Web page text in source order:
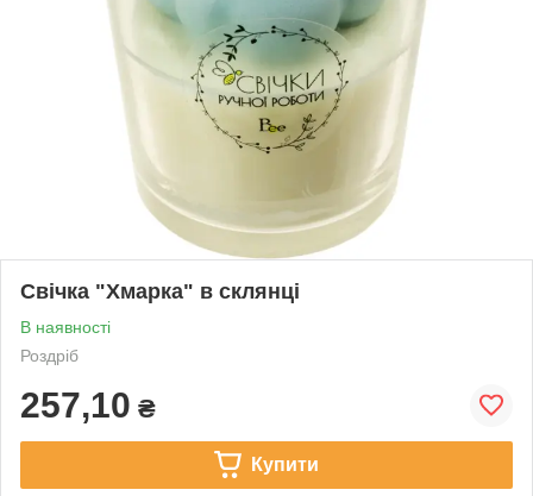
Свічка "Хмарка" в склянці
В наявності
Роздріб
257,10 ₴
Купити